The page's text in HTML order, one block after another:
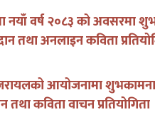
नयाँ वर्ष २०८३ को अवसरमा
तथा अनलाइन कविता
आयोजनामा शुभकामना
तथा कविता वाचन प्रतियोगिता